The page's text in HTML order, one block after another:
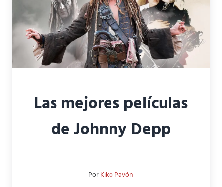
Las mejores películas
de Johnny Depp
PorKiko Pavón